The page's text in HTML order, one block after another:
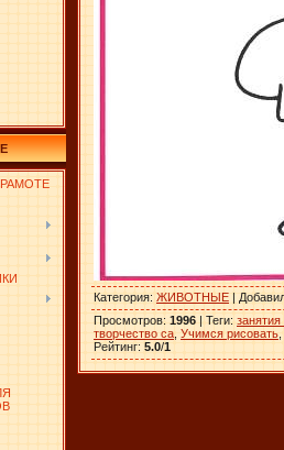
Категория: ЖИВОТНЫЕ |
Просмотров: 1996 | Теги:
творчество са Учимся рисовать
Рейтинг: 5.0/1